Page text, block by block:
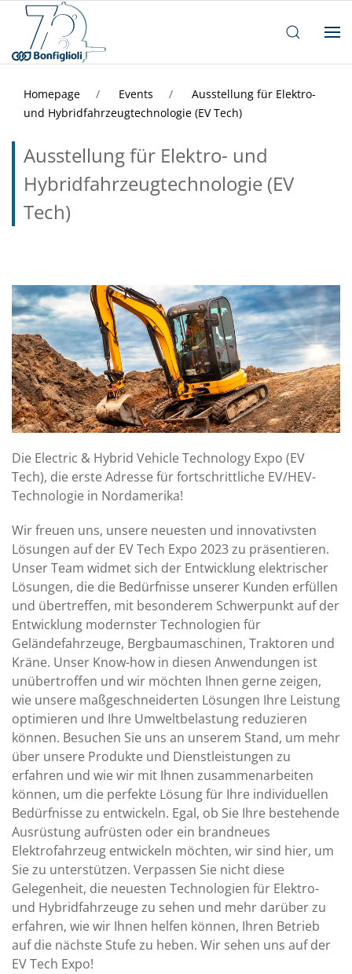
Homepage Events
Ausstellung für Elektro-
und Hybridfahrzeugtechnologie (EV Tech)
Ausstellung für Elektro- und
Hybridfahrzeugtechnologie (EV
Tech)
Die Electric & Hybrid Vehicle Technology Expo (EV
Tech), die erste Adresse für fortschrittliche EV/HEV-
Technologie in Nordamerika!
Wir freuen uns, unsere neuesten und innovativsten
Lösungen auf der EV Tech Expo 2023 zu präsentieren.
Unser Team widmet sich der Entwicklung elektrischer
Lösungen, die die Bedürfnisse unserer Kunden erfüllen
und übertreffen, mit besonderem Schwerpunkt auf der
Entwicklung modernster Technologien für
Geländefahrzeuge, Bergbaumaschinen, Traktoren und
Kräne. Unser Know-how in diesen Anwendungen ist
unübertroffen und wir möchten Ihnen gerne zeigen,
wie unsere maßgeschneiderten Lösungen Ihre Leistung
optimieren und Ihre Umweltbelastung reduzieren
können. Besuchen Sie uns an unserem Stand, um mehr
über unsere Produkte und Dienstleistungen zu
erfahren und wie wir mit Ihnen zusammenarbeiten
können, um die perfekte Lösung für Ihre individuellen
Bedürfnisse zu entwickeln. Egal, ob Sie Ihre bestehende
Ausrüstung aufrüsten oder ein brandneues
Elektrofahrzeug entwickeln möchten, wir sind hier, um
Sie zu unterstützen. Verpassen Sie nicht diese
Gelegenheit, die neuesten Technologien für Elektro-
und Hybridfahrzeuge zu sehen und mehr darüber zu
erfahren, wie wir Ihnen helfen können, Ihren Betrieb
auf die nächste Stufe zu heben. Wir sehen uns auf der
EV Tech Expo!